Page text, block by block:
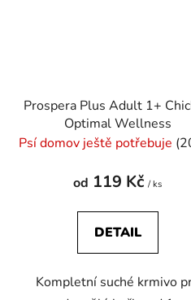
Prospera Plus Adult 1+
Optimal Wellness
Psí domov ještě potřebuje
od 119 Kč/ ks
DETAIL
Kompletní suché krmivo